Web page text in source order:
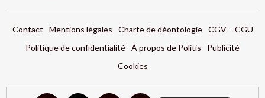
Contact Mentions légales Charte de déontologie
CGV – CGU
Politique de confidentialité À propos de Politis
Publicité
Cookies